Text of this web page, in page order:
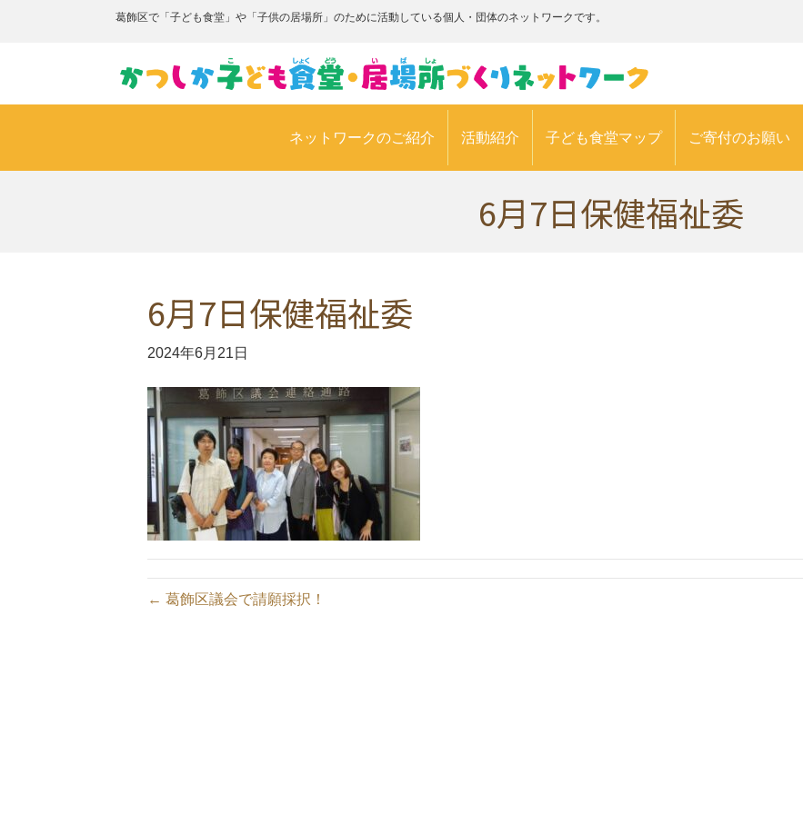
葛飾区で「子ども食堂」や「子供の居場所」のために活動している個人・団体のネットワークです。
ネットワークのご紹介 活動紹介 子ども食堂マップ ご寄付のお願い
6月7日保健福祉委
6月7日保健福祉委
2024年6月21日
← 葛飾区議会で請願採択！